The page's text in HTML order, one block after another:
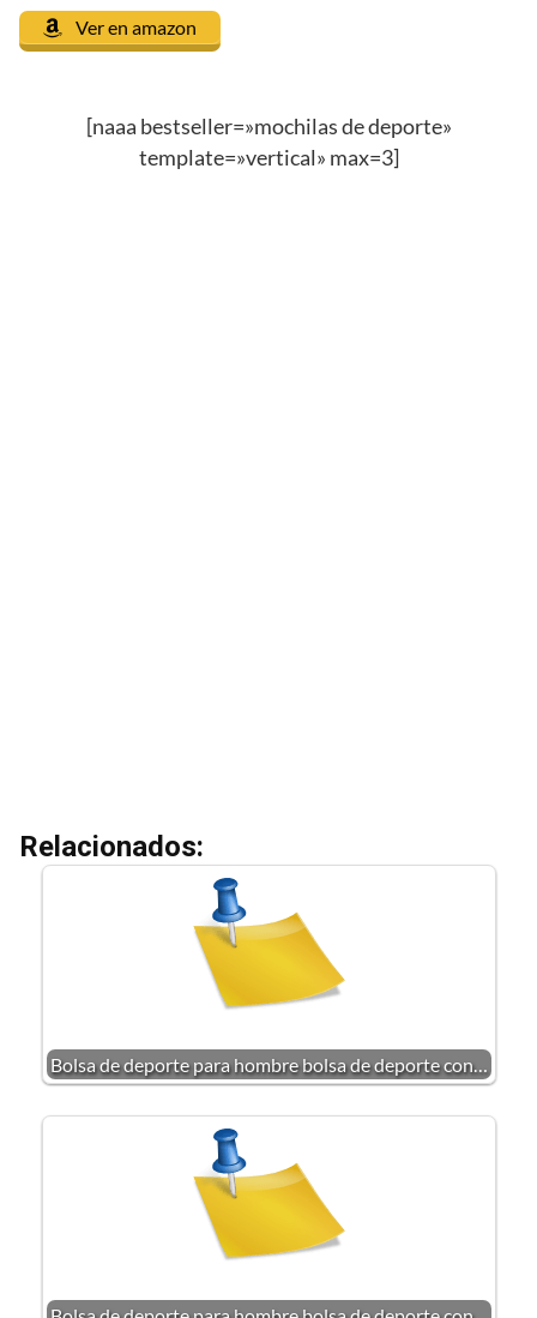
Ver en amazon
[naaa bestseller=»mochilas de deporte»
template=»vertical» max=3]
Relacionados:
Bolsa de deporte para hombre bolsa de deporte con…